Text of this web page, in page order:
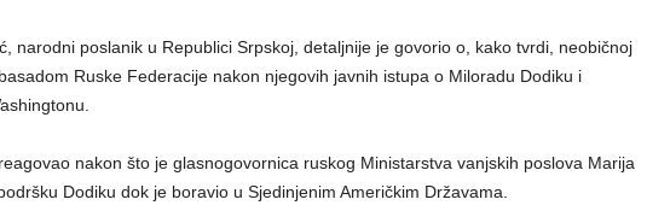
narodni poslanik u Republici Srpskoj, detaljnije je govorio o, kako tvrdi, neobičnoj
Ruske Federacije nakon njegovih javnih istupa o Miloradu Dodiku i
nakon što je glasnogovornica ruskog Ministarstva vanjskih poslova Marija
Dodiku dok je boravio u Sjedinjenim Američkim Državama.